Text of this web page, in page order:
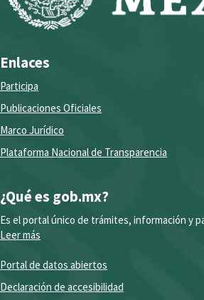
Enlaces
Participa
Publicaciones Oficiales
Marco Jurídico
Plataforma Nacional de Transparencia
¿Qué es gob.mx?
Es el portal único de trámites, información y
Leer más
Portal de datos abiertos
Declaración de accesibilidad